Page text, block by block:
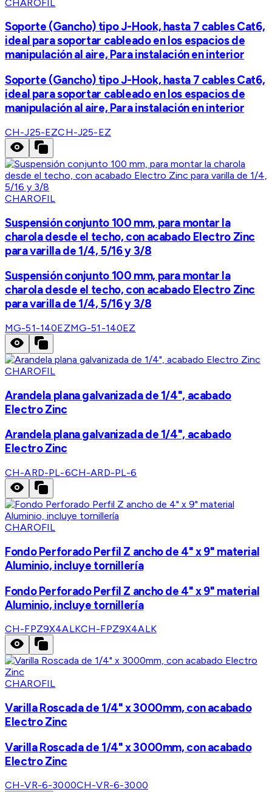
CHAROFIL
Soporte (Gancho) tipo J-Hook, hasta 7 cables Cat6,
ideal para soportar cableado en los espacios de
manipulación al aire, Para instalación en interior
Soporte (Gancho) tipo J-Hook, hasta 7 cables Cat6,
ideal para soportar cableado en los espacios de
manipulación al aire, Para instalación en interior
CH-J25-EZCH-J25-EZ
CHAROFIL
Suspensión conjunto 100 mm, para montar la
charola desde el techo, con acabado Electro Zinc
para varilla de 1/4, 5/16 y 3/8
Suspensión conjunto 100 mm, para montar la
charola desde el techo, con acabado Electro Zinc
para varilla de 1/4, 5/16 y 3/8
MG-51-140EZMG-51-140EZ
CHAROFIL
Arandela plana galvanizada de 1/4", acabado
Electro Zinc
Arandela plana galvanizada de 1/4", acabado
Electro Zinc
CH-ARD-PL-6CH-ARD-PL-6
CHAROFIL
Fondo Perforado Perfil Z ancho de 4" x 9" material
Aluminio, incluye tornillería
Fondo Perforado Perfil Z ancho de 4" x 9" material
Aluminio, incluye tornillería
CH-FPZ9X4ALKCH-FPZ9X4ALK
CHAROFIL
Varilla Roscada de 1/4" x 3000mm, con acabado
Electro Zinc
Varilla Roscada de 1/4" x 3000mm, con acabado
Electro Zinc
CH-VR-6-3000CH-VR-6-3000